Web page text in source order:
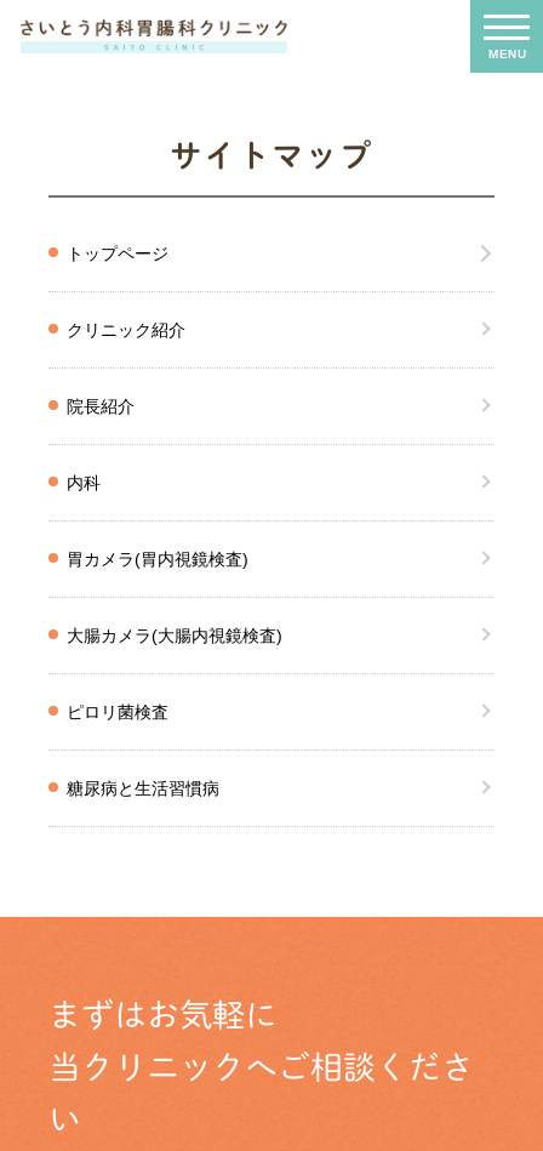
サイトマップ
トップページ
クリニック紹介
院長紹介
内科
胃カメラ(胃内視鏡検査)
大腸カメラ(大腸内視鏡検査)
ピロリ菌検査
糖尿病と生活習慣病
まずはお気軽に
当クリニックへご相談くださ
い